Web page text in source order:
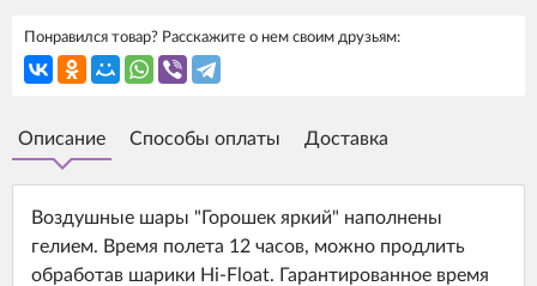
Понравился товар? Расскажите о нем своим друзьям:
Описание Способы оплаты Доставка
Воздушные шары "Горошек яркий" наполнены
гелием. Время полета 12 часов, можно продлить
обработав шарики Hi-Float. Гарантированное время